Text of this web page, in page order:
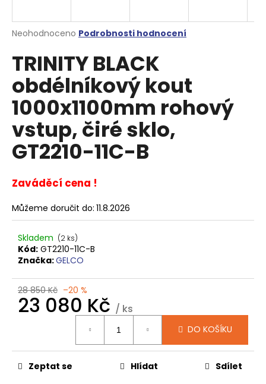
Průměrné
produktu
z
5
hvězdiček.
Neohodnoceno Podrobnosti hodnocení
TRINITY BLACK
obdélníkový kout
1000x1100mm rohový
vstup, čiré sklo,
GT2210-11C-B
Zaváděcí cena !
Můžeme doručit do: 11.8.2026
Skladem (2 ks)
Kód: GT2210-11C-B
Značka:GELCO
28 850 Kč –20 %
23 080 Kč / ks
DO KOŠÍKU
Zeptat se Hlídat Sdílet
j
t
?
HLEDAT
D
o
p
u
č
u
DRAGON